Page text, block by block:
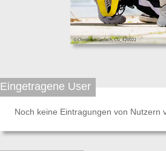
Eingetragene User
Noch keine Eintragungen von Nutzern